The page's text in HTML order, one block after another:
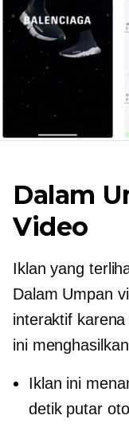
Dalam
Video
Iklan yang
Dalam Umpan
interaktif
ini
Iklan ini
detik putar